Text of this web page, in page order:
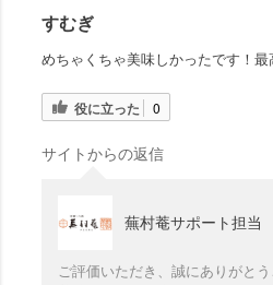
すむぎ
めちゃくちゃ美味しかったです！最
役に立った 0
サイトからの返信
蕪村菴サポート担当
ご評価いただき、誠にありがとう